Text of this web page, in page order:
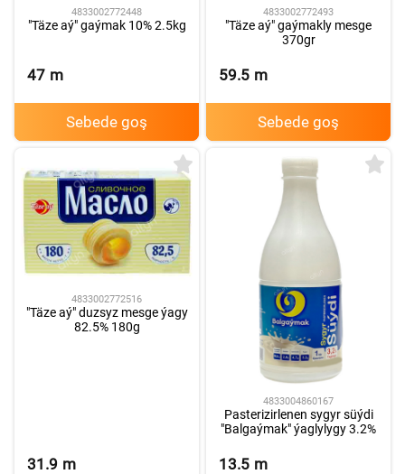
4833002772448
"Täze aý" gaýmak 10% 2.5kg
47 m
Sebede goş
4833002772493
"Täze aý" gaýmakly mesge
370gr
59.5 m
Sebede goş
4833002772516
"Täze aý" duzsyz mesge ýagy
82.5% 180g
31.9 m
4833004860167
Pasterizirlenen sygyr süýdi
"Balgaýmak" ýaglylygy 3.2%
13.5 m